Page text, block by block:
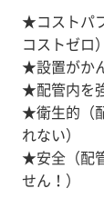
★コストパ
コストゼロ）
★設置がか
★配管内を
★衛生的（
れない）
★安全（配
せん！）